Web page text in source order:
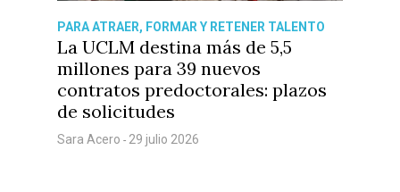
PARA ATRAER, FORMAR Y RETENER TALENTO
La UCLM destina más de 5,5
millones para 39 nuevos
contratos predoctorales: plazos
de solicitudes
Sara Acero - 29 julio 2026